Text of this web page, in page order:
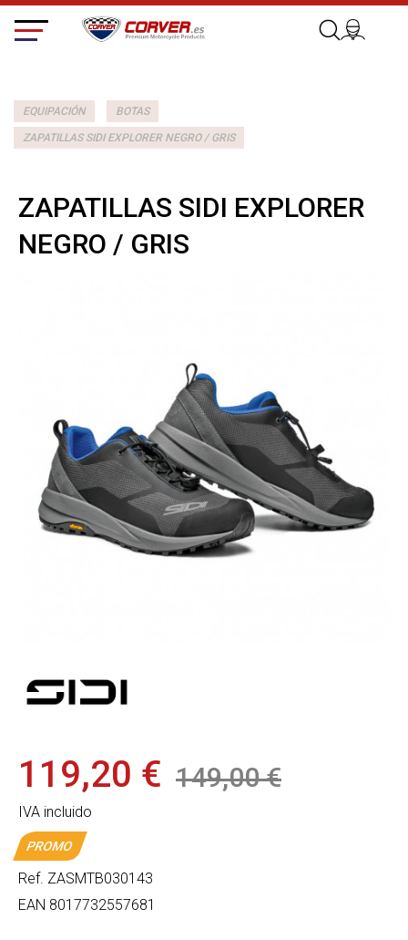
EQUIPACIÓN BOTAS
ZAPATILLAS SIDI EXPLORER NEGRO / GRIS
ZAPATILLAS SIDI EXPLORER
NEGRO / GRIS
119,20 € 149,00 €
IVA incluido
PROMO
Ref. ZASMTB030143
EAN 8017732557681